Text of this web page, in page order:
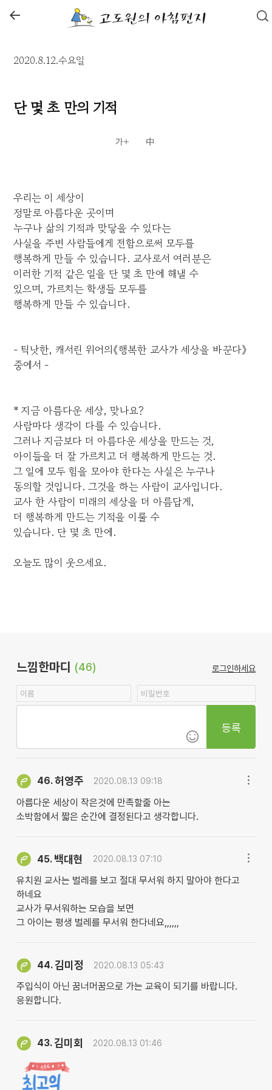
←
2020.8.12.수요일
단 몇 초 만의 기적
우리는 이 세상이
정말로 아름다운 곳이며
누구나 삶의 기적과 맞닿을 수 있다는
사실을 주변 사람들에게 전함으로써 모두를
행복하게 만들 수 있습니다. 교사로서 여러분은
이러한 기적 같은 일을 단 몇 초 만에 해낼 수
있으며, 가르치는 학생들 모두를
행복하게 만들 수 있습니다.
- 틱낫한, 캐서린 위어의《행복한 교사가 세상을 바꾼다》
중에서 -
* 지금 아름다운 세상, 맞나요?
사람마다 생각이 다를 수 있습니다.
그러나 지금보다 더 아름다운 세상을 만드는 것,
아이들을 더 잘 가르치고 더 행복하게 만드는 것.
그 일에 모두 힘을 모아야 한다는 사실은 누구나
동의할 것입니다. 그것을 하는 사람이 교사입니다.
교사 한 사람이 미래의 세상을 더 아름답게,
더 행복하게 만드는 기적을 이룰 수
있습니다. 단 몇 초 만에.
오늘도 많이 웃으세요.
느낌한마디 (46) 로그인하세요
등록
46.허영주 2020.08.13 09:18
아름다운 세상이 작은것에 만족할줄 아는
소박함에서 짧은 순간에 결정된다고 생각합니다.
45. 백대현 2020.08.13 07:10
유치원 교사는 벌레를 보고 절대 무서워 하지 말아야 한다고
하네요
교사가 무서워하는 모습을 보면
그 아이는 평생 벌레를 무서워 한다네요,,,,,,
44.김미정 2020.08.13 05:43
주입식이 아닌 꿈너머꿈으로 가는 교육이 되기를 바랍니다.
응원합니다.
43.김미회 2020.08.13 01:46